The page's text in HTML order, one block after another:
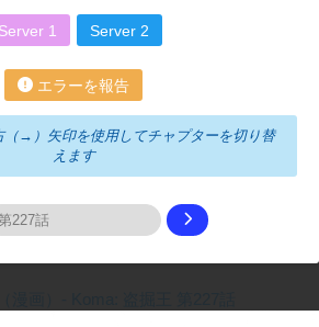
Server 1 Server 2
エラーを報告
→）矢印を使用してチャプターを切り替
えます